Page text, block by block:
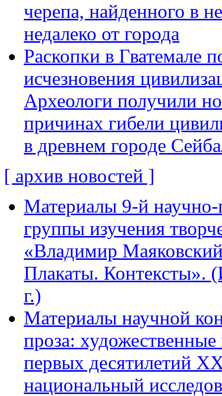
черепа, найденного в
недалеко от города
Раскопки в Гватемале
исчезновения
Археологи получили
причинах гибели
в древнем городе
[ архив новостей ]
Материалы 9-й научно-
группы изучения
«Владимир
Плакаты.
г.)
Материалы научной
проза: художественные
первых десятилетий
национальный